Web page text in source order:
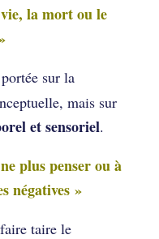
la mort ou le
sur la
mais sur
et sensoriel.
plus penser ou à
négatives »
taire le